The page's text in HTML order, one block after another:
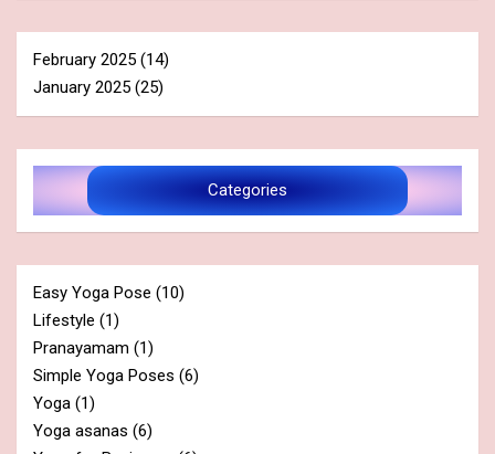
February 2025 (14)
January 2025 (25)
Categories
Easy Yoga Pose (10)
Lifestyle (1)
Pranayamam (1)
Simple Yoga Poses (6)
Yoga (1)
Yoga asanas (6)